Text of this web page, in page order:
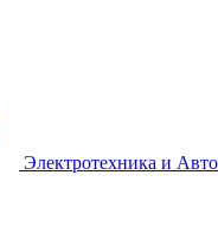
Электротехника и